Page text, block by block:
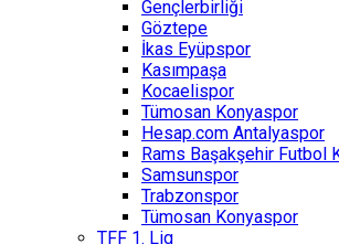
Gençlerbirliği
Göztepe
İkas Eyüpspor
Kasımpaşa
Kocaelispor
Tümosan Konyaspor
Hesap.com Antalyaspor
Rams Başakşehir Futbol
Samsunspor
Trabzonspor
Tümosan Konyaspor
TFF 1. Lig